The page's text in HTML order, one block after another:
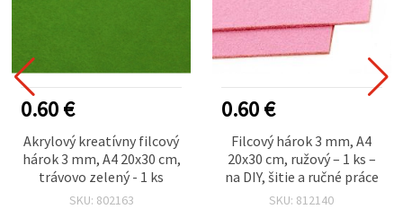
0.60 €
Akrylový kreatívny filcový
hárok 3 mm, A4 20x30 cm,
trávovo zelený - 1 ks
SKU: 802163
0.60 €
Filcový hárok 3 mm, A4
20x30 cm, ružový – 1 ks –
na DIY, šitie a ručné práce
SKU: 812140